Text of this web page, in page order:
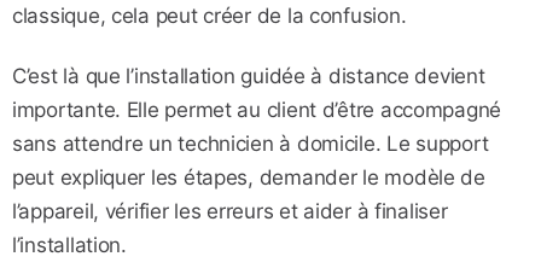
classique, cela peut créer de la confusion.
C’est là que l’installation guidée à distance devient
importante. Elle permet au client d’être accompagné
sans attendre un technicien à domicile. Le support
peut expliquer les étapes, demander le modèle de
l’appareil, vérifier les erreurs et aider à finaliser
l’installation.